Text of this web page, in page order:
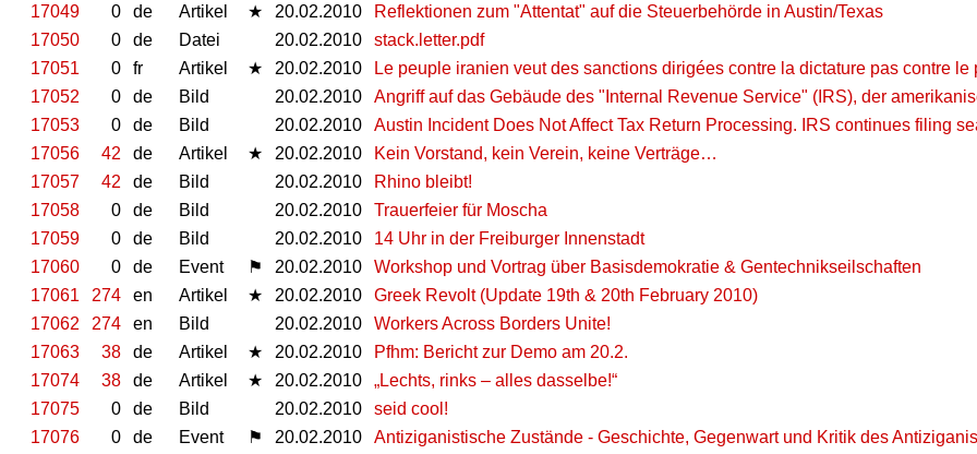
17049
0 de Artikel ★ 20.02.2010
Reflektionen zum "Attentat" auf die Steuerbehörde in Austin/Texas
17050
0 de Datei 20.02.2010
stack.letter.pdf
17051
0 fr Artikel ★ 20.02.2010
Le peuple iranien veut des sanctions dirigées contre la dictature pas contre le
17052
0 de Bild 20.02.2010
Angriff auf das Gebäude des "Internal Revenue Service" (IRS), der
17053
0 de Bild 20.02.2010
Austin Incident Does Not Affect Tax Return Processing. IRS continues filing
17056
42 de Artikel ★ 20.02.2010
Kein Vorstand, kein Verein, keine Verträge…
17057
42 de Bild 20.02.2010
Rhino bleibt!
17058
0 de Bild 20.02.2010
Trauerfeier für Moscha
17059
0 de Bild 20.02.2010
14 Uhr in der Freiburger Innenstadt
17060
0 de Event ⚑ 20.02.2010
Workshop und Vortrag über Basisdemokratie & Gentechnikseilschaften
17061
274 en Artikel ★ 20.02.2010
Greek Revolt (Update 19th & 20th February 2010)
17062
274 en Bild 20.02.2010
Workers Across Borders Unite!
17063
38 de Artikel ★ 20.02.2010
Pfhm: Bericht zur Demo am 20.2.
17074
38 de Artikel ★ 20.02.2010
„Lechts, rinks – alles dasselbe!“
17075
0 de Bild 20.02.2010
seid cool!
17076
0 de Event ⚑ 20.02.2010
Antiziganistische Zustände - Geschichte, Gegenwart und Kritik des